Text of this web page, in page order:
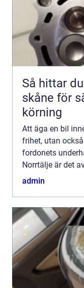
Så hittar
skåne för
körning
Att äga en bil
frihet, utan
fordonets
Norrtälje är det
admin